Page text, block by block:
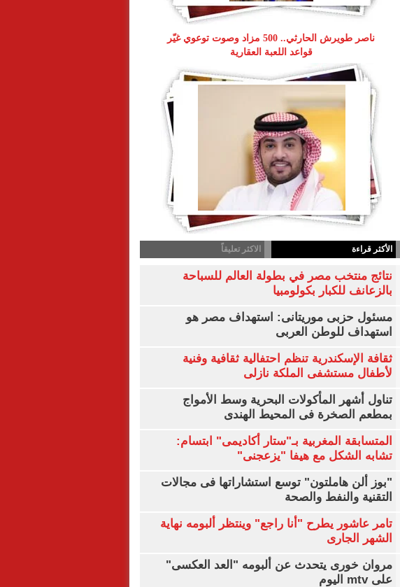
ناصر طويرش الحارثي.. 500 مزاد وصوت توعوي غيّر
قواعد اللعبة العقارية
الأكثر قراءة الاكثر تعليقاً
نتائج منتخب مصر في بطولة العالم للسباحة
بالزعانف للكبار بكولومبيا
مسئول حزبى موريتانى: استهداف مصر هو
استهداف للوطن العربى
ثقافة الإسكندرية تنظم احتفالية ثقافية وفنية
لأطفال مستشفى الملكة نازلى
تناول أشهر المأكولات البحرية وسط الأمواج
بمطعم الصخرة فى المحيط الهندى
المتسابقة المغربية بـ"ستار أكاديمى" ابتسام:
تشابه الشكل مع هيفا "يزعجنى"
"بوز ألن هاملتون" توسع استشاراتها فى مجالات
التقنية والنفط والصحة
تامر عاشور يطرح "أنا راجع" وينتظر ألبومه نهاية
الشهر الجارى
مروان خورى يتحدث عن ألبومه "العد العكسى"
على mtv اليوم